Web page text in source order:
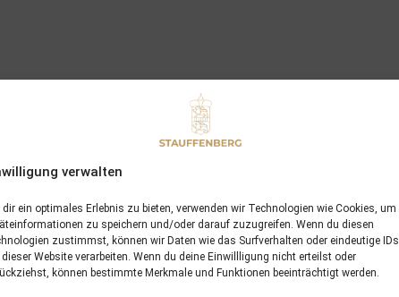
verwalten
dir ein optimales Erlebnis zu bieten, verwenden wir Technologien wie Cookies, um
zu speichern und/oder darauf zuzugreifen. Wenn du diesen
zustimmst, können wir Daten wie das Surfverhalten oder eindeutige IDs
Website verarbeiten. Wenn du deine Einwillligung nicht erteilst oder
können bestimmte Merkmale und Funktionen beeinträchtigt werden.